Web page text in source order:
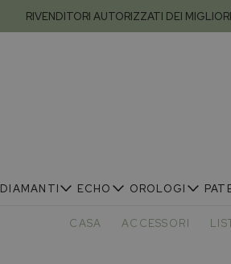
RIVENDITORI AUTORIZZATI DEI
DIAMANTI ECHO OROLOGI
CASA ACCESSORI